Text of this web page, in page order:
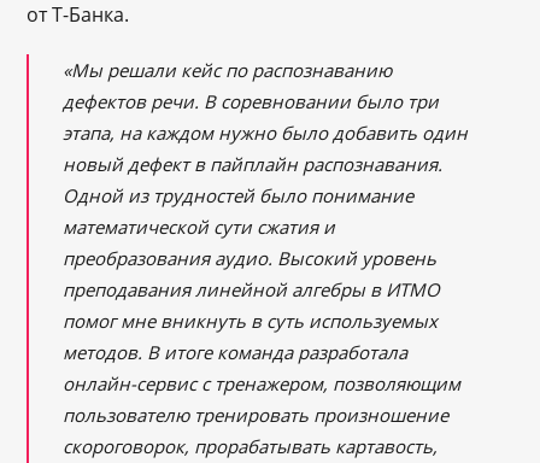
от Т-Банка.
«Мы решали кейс по распознаванию
дефектов речи. В соревновании было три
этапа, на каждом нужно было добавить один
новый дефект в пайплайн распознавания.
Одной из трудностей было понимание
математической сути сжатия и
преобразования аудио. Высокий уровень
преподавания линейной алгебры в ИТМО
помог мне вникнуть в суть используемых
методов. В итоге команда разработала
онлайн-сервис с тренажером, позволяющим
пользователю тренировать произношение
скороговорок, прорабатывать картавость,